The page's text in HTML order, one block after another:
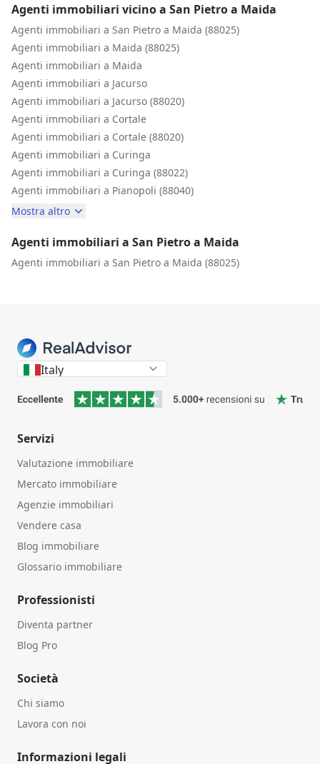
Agenti immobiliari vicino a San Pietro a Maida
Agenti immobiliari a San Pietro a Maida (88025)
Agenti immobiliari a Maida (88025)
Agenti immobiliari a Maida
Agenti immobiliari a Jacurso
Agenti immobiliari a Jacurso (88020)
Agenti immobiliari a Cortale
Agenti immobiliari a Cortale (88020)
Agenti immobiliari a Curinga
Agenti immobiliari a Curinga (88022)
Agenti immobiliari a Pianopoli (88040)
Mostra altro
Agenti immobiliari a San Pietro a Maida
Agenti immobiliari a San Pietro a Maida (88025)
Italy
Servizi
Valutazione immobiliare
Mercato immobiliare
Agenzie immobiliari
Vendere casa
Blog immobiliare
Glossario immobiliare
Professionisti
Diventa partner
Blog Pro
Società
Chi siamo
Lavora con noi
Informazioni legali